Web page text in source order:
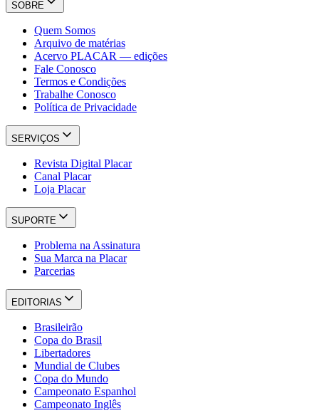
SOBRE
Quem Somos
Arquivo de matérias
Acervo PLACAR — edições
Fale Conosco
Termos e Condições
Trabalhe Conosco
Política de Privacidade
SERVIÇOS
Revista Digital Placar
Canal Placar
Loja Placar
SUPORTE
Problema na Assinatura
Sua Marca na Placar
Parcerias
EDITORIAS
Brasileirão
Copa do Brasil
Libertadores
Mundial de Clubes
Copa do Mundo
Campeonato Espanhol
Campeonato Inglês